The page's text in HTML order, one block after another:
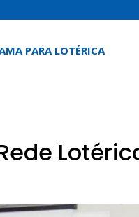
PARA LOTÉRICA